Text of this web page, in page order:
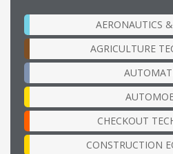
AERONAUTICS
AGRICULTURE
CHECKOUT
CONSTRUCTION